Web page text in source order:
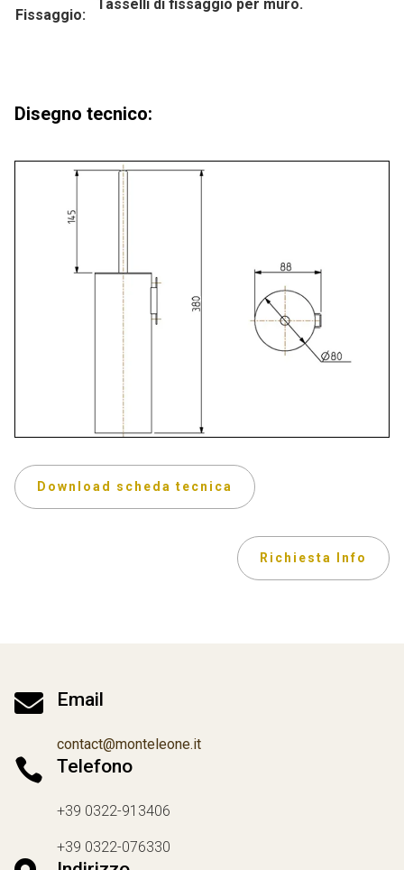
Fissaggio:
Tasselli di fissaggio per muro.
Disegno tecnico:
Download scheda tecnica
Richiesta Info
 Email
contact@monteleone.it
 Telefono
+39 0322-913406
+39 0322-076330